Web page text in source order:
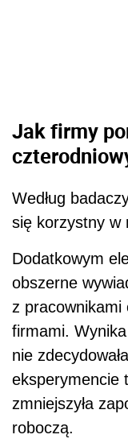
Jak firmy
Według
się korzystny w
Dodatkowym
obszerne
z
firmami.
nie
eksperymencie
zmniejszyła
roboczą.